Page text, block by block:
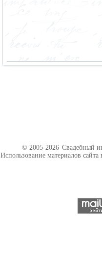
© 2005-2026 Свадебный
Использование материалов